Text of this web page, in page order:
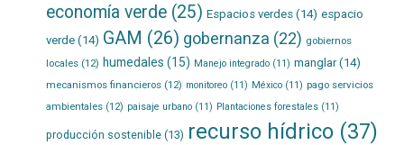
economía verde(25) Espacios verdes(14) espacio
verde(14) GAM (26) gobernanza (22) gobiernos
locales(12) humedales (15) Manejo integrado(11) manglar(14)
mecanismos financieros(12) monitoreo(11) México(11) pago servicios
ambientales(12) paisaje urbano(11) Plantaciones forestales(11)
producción sostenible(13) recurso hídrico(37)